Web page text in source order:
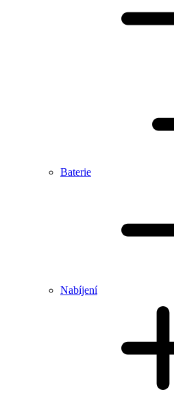
Baterie
Nabíjení